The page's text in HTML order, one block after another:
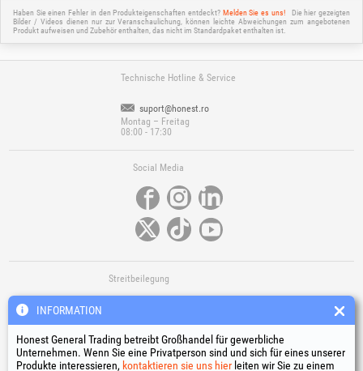
Haben Sie einen Fehler in den Produkteigenschaften entdeckt? Melden Sie es uns!
Die hier gezeigten
Bilder / Videos dienen nur zur Veranschaulichung, können leichte Abweichungen zum angebotenen
Produkt aufweisen und Zubehör enthalten, das nicht im Standardpaket enthalten ist.
Technische Hotline & Service
suport@honest.ro
Montag – Freitag
08:00 - 17:30
Social Media
Streitbeilegung
INFORMATION
Honest General Trading betreibt Großhandel für gewerbliche
Unternehmen. Wenn Sie eine Privatperson sind und sich für eines unserer
Produkte interessieren, kontaktieren sie uns hier leiten wir Sie zu einem